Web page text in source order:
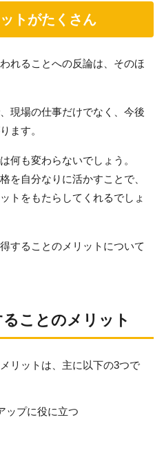
トがたくさん
れることへの反論は、そのほ
現場の仕事だけでなく、今後
ます。
何も変わらないでしょう。
を自分なりに活かすことで、
トをもたらしてくれるでしょ
することのメリットについて
ことのメリット
リットは、主に以下の3つで
ップに役に立つ